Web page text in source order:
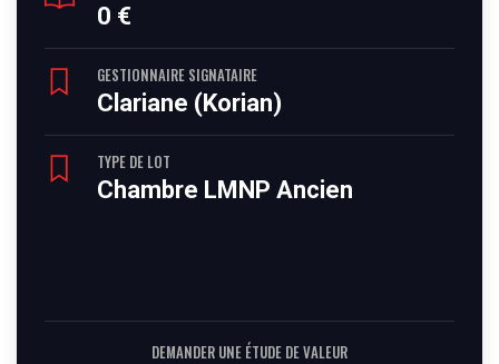
0 €
GESTIONNAIRE SIGNATAIRE
Clariane (Korian)
TYPE DE LOT
Chambre LMNP Ancien
DEMANDER UNE ÉTUDE DE VALEUR